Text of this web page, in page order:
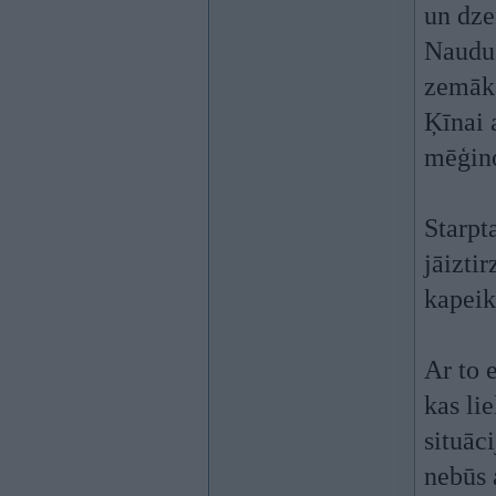
un
Ķīnai
Ar to
kas